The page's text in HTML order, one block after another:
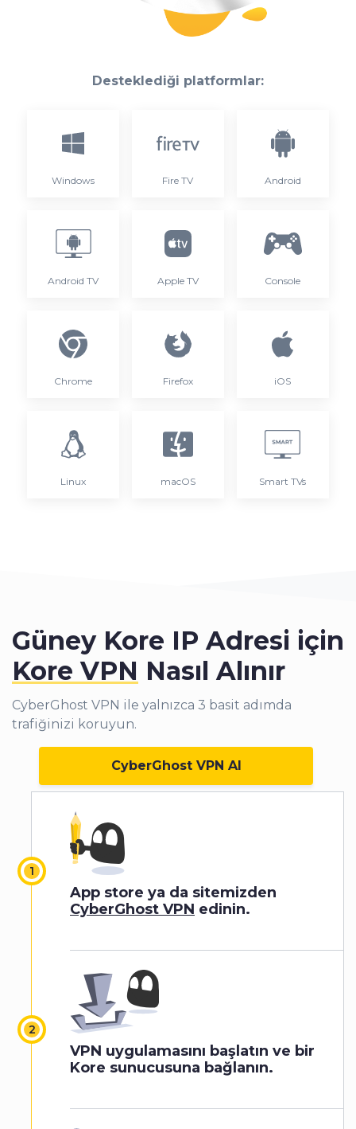
Desteklediği platformlar:
Windows Fire TV Android
Android TV Apple TV Console
Chrome Firefox iOS
Linux macOS Smart TVs
Güney Kore IP Adresi için
Kore VPN Nasıl Alınır
CyberGhost VPN ile yalnızca 3 basit adımda
trafiğinizi koruyun.
CyberGhost VPN Al
App store ya da sitemizden
CyberGhost VPN edinin.
VPN uygulamasını başlatın ve bir
Kore sunucusuna bağlanın.